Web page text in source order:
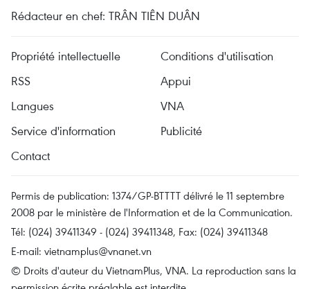
Rédacteur en chef: TRÂN TIÊN DUÂN
Propriété intellectuelle
Conditions d'utilisation
RSS
Appui
Langues
VNA
Service d'information
Publicité
Contact
Permis de publication: 1374/GP-BTTTT délivré le 11 septembre
2008 par le ministère de l'Information et de la Communication.
Tél: (024) 39411349 - (024) 39411348, Fax: (024) 39411348
E-mail: vietnamplus@vnanet.vn
© Droits d'auteur du VietnamPlus, VNA. La reproduction sans la